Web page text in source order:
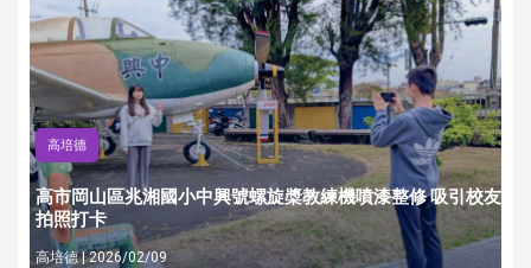
高培德
高市岡山區兆湘國小中興號螺旋槳教練機噴漆整修 吸引校友
拍照打卡
高培德 | 2026/02/09